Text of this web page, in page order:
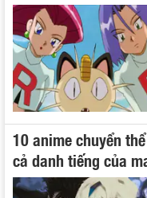
10 anime chuyển
cả danh tiếng của